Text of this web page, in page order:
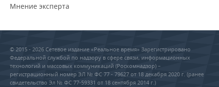
Мнение эксперта
© 2015 - 2026 Сетевое издание «Реальное время» Зарегистрировано
Федеральной службой по надзору в сфере связи, информационных
технологий и массовых коммуникаций (Роскомнадзор) –
регистрационный номер ЭЛ № ФС 77 - 79627 от 18 декабря 2020 г. (ранее
свидетельство Эл № ФС 77-59331 от 18 сентября 2014 г.)